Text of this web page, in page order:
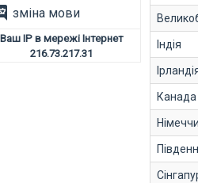
зміна мови
Ваш IP в мережі Інтернет
216.73.217.31
Індія
Канада